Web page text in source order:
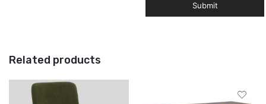
Related products